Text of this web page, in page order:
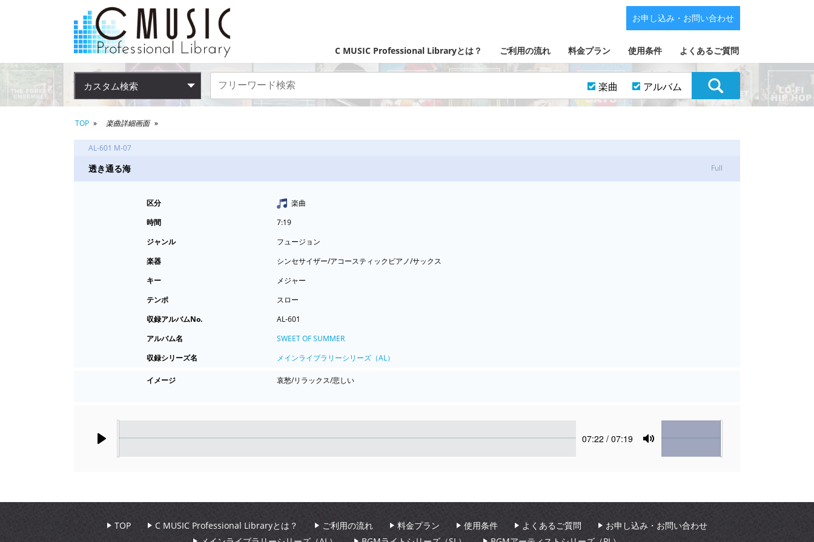
C MUSIC Professional Libraryとは？ ご利用の流れ 料金プラン 使用条件 よくあるご質問
お申し込み・お問い合わせ
カスタム検索 楽曲 アルバム
TOP 楽曲詳細画面
AL-601 M-07
透き通る海 Full
区分
楽曲
時間
7:19
ジャンル
フュージョン
楽器
シンセサイザー/アコースティックピアノ/サックス
キー
メジャー
テンポ
スロー
収録アルバムNo.
AL-601
アルバム名
SWEET OF SUMMER
収録シリーズ名
メインライブラリーシリーズ（AL）
イメージ 哀愁/リラックス/悲しい
Current
07:22 / 07:19
Mute
Volume
TOP C MUSIC Professional Libraryとは？ ご利用の流れ 料金プラン 使用条件 よくあるご質問
お申し込み・お問い合わせ